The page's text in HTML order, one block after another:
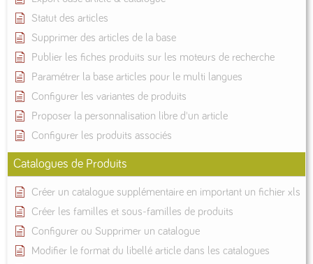
Statut des articles
Supprimer des articles de la base
Publier les fiches produits sur les moteurs de recherche
Paramétrer la base articles pour le multi langues
Configurer les variantes de produits
Proposer la personnalisation libre d'un article
Configurer les produits associés
Catalogues de Produits
Créer un catalogue supplémentaire en important un fichier xls
Créer les familles et sous-familles de produits
Configurer ou Supprimer un catalogue
Modifier le format du libellé article dans les catalogues